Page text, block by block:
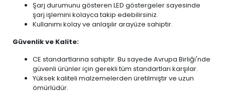
Şarj durumunu gösteren LED göstergeler sayesinde
şarj işlemini kolayca takip edebilirsiniz.
Kullanımı kolay ve anlaşılır arayüze sahiptir.
Güvenlik ve Kalite:
CE standartlarına sahiptir. Bu sayede Avrupa Birliği'nde
güvenli ürünler için gerekli tüm standartları karşılar.
Yüksek kaliteli malzemelerden üretilmiştir ve uzun
ömürlüdür.